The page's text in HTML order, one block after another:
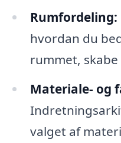
Rumfordeling:
hvordan du
rummet,
Materiale- og
valget af